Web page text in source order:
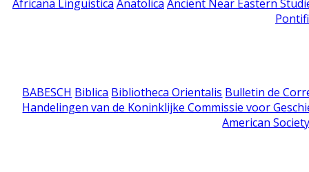
Africana Linguistica Anatolica Ancient Near Eastern
BABESCH Biblica Bibliotheca Orientalis Bulletin de
Handelingen van de Koninklijke Commissie voor
American